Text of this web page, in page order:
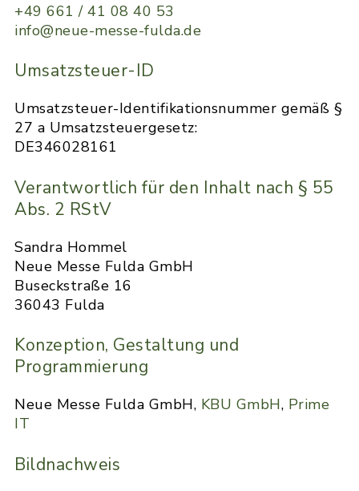
+49 661 / 41 08 40 53
info@neue-messe-fulda.de
Umsatzsteuer-ID
Umsatzsteuer-Identifikationsnummer gemäß §
27 a Umsatzsteuergesetz:
DE346028161
Verantwortlich für den Inhalt nach § 55
Abs. 2 RStV
Sandra Hommel
Neue Messe Fulda GmbH
Buseckstraße 16
36043 Fulda
Konzeption, Gestaltung und
Programmierung
Neue Messe Fulda GmbH, KBU GmbH, Prime
IT
Bildnachweis